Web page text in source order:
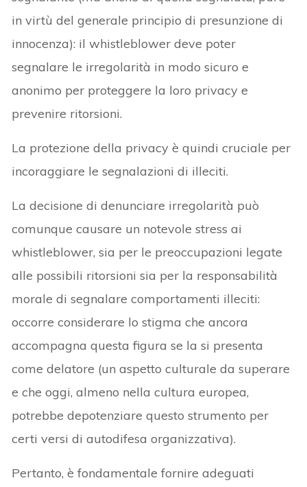
in virtù del generale principio di presunzione di
innocenza): il whistleblower deve poter
segnalare le irregolarità in modo sicuro e
anonimo per proteggere la loro privacy e
prevenire ritorsioni.
La protezione della privacy è quindi cruciale per
incoraggiare le segnalazioni di illeciti.
La decisione di denunciare irregolarità può
comunque causare un notevole stress ai
whistleblower, sia per le preoccupazioni legate
alle possibili ritorsioni sia per la responsabilità
morale di segnalare comportamenti illeciti:
occorre considerare lo stigma che ancora
accompagna questa figura se la si presenta
come delatore (un aspetto culturale da superare
e che oggi, almeno nella cultura europea,
potrebbe depotenziare questo strumento per
certi versi di autodifesa organizzativa).
Pertanto, è fondamentale fornire adeguati